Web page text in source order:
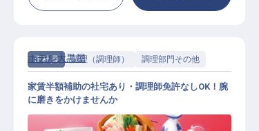
正社員 調理（調理師） 調理部門その他
ホテル大黒屋
家賃半額補助の社宅あり・調理師免許なしOK！腕
に磨きをかけませんか